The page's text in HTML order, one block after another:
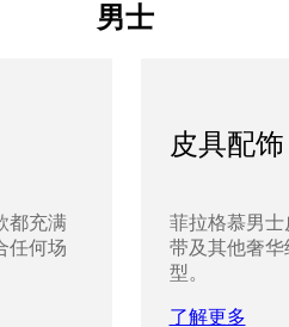
男士
都充满
任何场
皮具配饰
菲拉格慕男
带及其他奢
型。
了解更多